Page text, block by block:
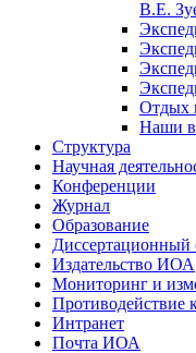
В.Е.
Отдых
Наши
Структура
Научная
Конференции
Журнал
Образование
Диссертационный
Издательство ИОА
Мониторинг и
Противодействие
Интранет
Почта ИОА